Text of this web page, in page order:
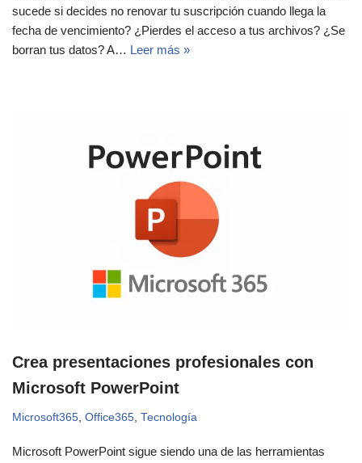
sucede si decides no renovar tu suscripción cuando llega la
fecha de vencimiento? ¿Pierdes el acceso a tus archivos? ¿Se
borran tus datos? A… Leer más »
Crea presentaciones profesionales con
Microsoft PowerPoint
Microsoft365, Office365, Tecnología
Microsoft PowerPoint sigue siendo una de las herramientas